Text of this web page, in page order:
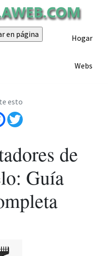
Hogar
Webs
de pelo
esto
Facebook
de
Guía